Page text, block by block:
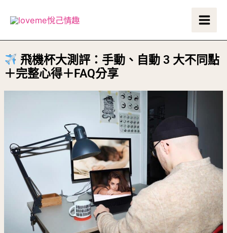
內
容
飛機杯大測評：手動、自動 3 大不同點
＋完整心得＋FAQ分享